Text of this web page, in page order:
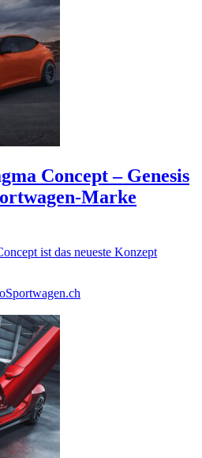
Concept – Genesis
Marke
ist das neueste Konzept